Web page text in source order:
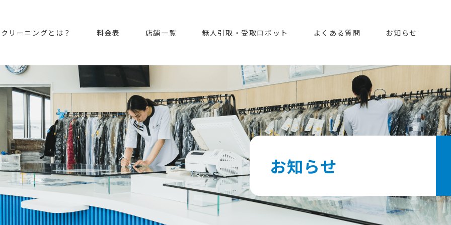
リーニングとは？ 料金表 店舗一覧 無人引取・受取ロボット よくある質問 お知らせ
お知らせ